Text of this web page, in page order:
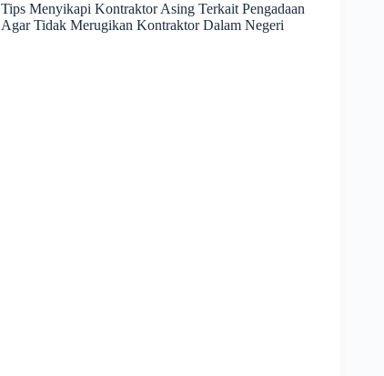
Tips Menyikapi Kontraktor Asing Terkait Pengadaan
Agar Tidak Merugikan Kontraktor Dalam Negeri